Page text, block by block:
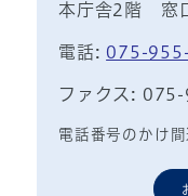
本庁舎2階 窓
電話: 075-
ファクス:
電話番号のかけ